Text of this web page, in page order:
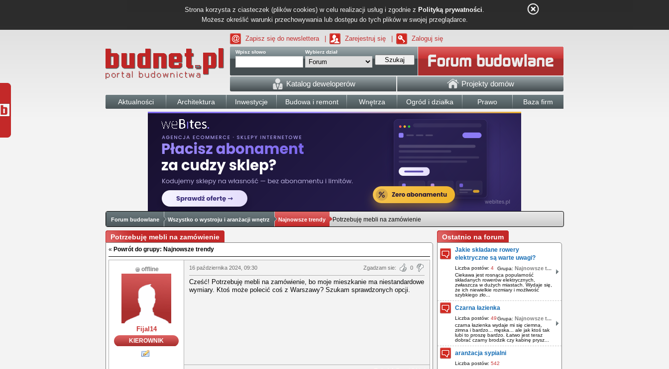
Strona korzysta z ciasteczek (plików cookies) w celu realizacji usług i zgodnie z Polityką prywatności.
Możesz określić warunki przechowywania lub dostępu do tych plików w swojej przeglądarce.
Zapisz się do newslettera Zarejestruj się Zaloguj się
Wpisz słowo Wybierz dział
Szukaj
Katalog deweloperów Projekty domów
Aktualności Architektura Inwestycje Budowa i remont Wnętrza Ogród i działka Prawo Baza firm
Forum budowlane Wszystko o wystroju i aranżacji wnętrz Najnowsze trendy Potrzebuję mebli na zamówienie
Potrzebuję mebli na zamówienie
« Powrót do grupy: Najnowsze trendy
offline
Fijal14
KIEROWNIK
16 października 2024, 09:30 Zgadzam sie: 0
Cześć! Potrzebuję mebli na zamówienie, bo moje mieszkanie ma niestandardowe
wymiary. Ktoś może polecić coś z Warszawy? Szukam sprawdzonych opcji.
Ostatnio na forum
Jakie składane rowery
elektryczne są warte uwagi?
Liczba postów: 4 Grupa: Najnowsze t...
Ciekawa jest rosnąca popularność
składanych rowerów elektrycznych,
zwłaszcza w dużych miastach. Wydaje się,
że ich niewielkie rozmiary i możliwość
szybkiego zło...
Czarna łazienka
Liczba postów: 49Grupa: Najnowsze t...
czarna łazienka wydaje mi się ciemna,
zimna i bardzo... męska... ale jak ktoś tak
lubi to proszę bardzo. Łatwo jest teraz
dobrać czarny brodzik czy kabinę prysz...
aranżacja sypialni
Liczba postów: 542